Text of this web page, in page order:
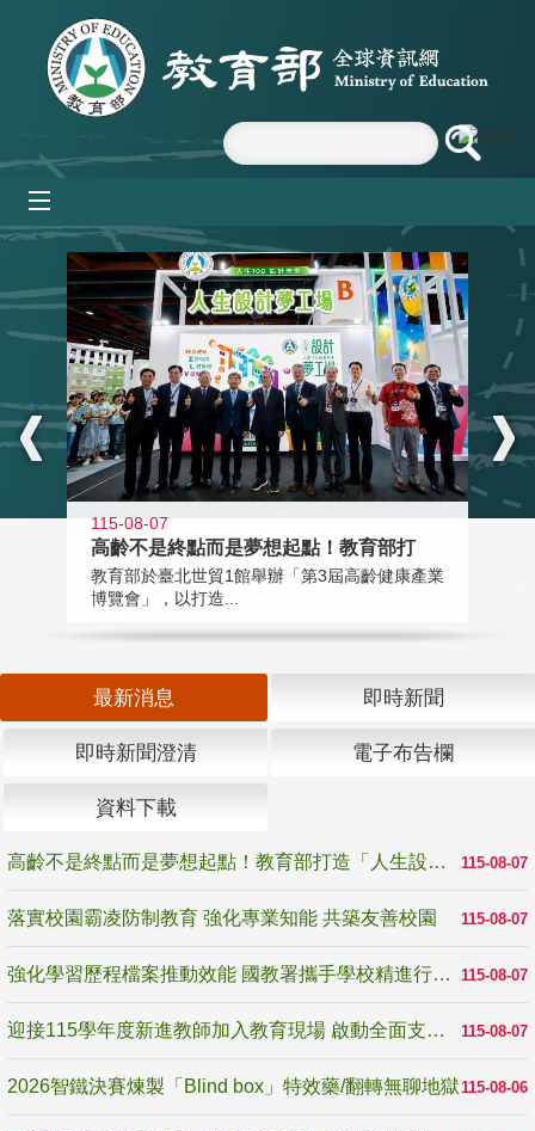
跳到主要內容區塊
:::
115-08-07
高齡不是終點而是夢想起點！教育部打
教育部於臺北世貿1館舉辦「第3屆高齡健康產業
博覽會」，以打造...
最新消息 即時新聞
即時新聞澄清 電子布告欄
資料下載
115-08-07
高齡不是終點而是夢想起點！教育部打造「人生設計夢工場」 參展第3屆高齡健康產業博覽會
115-08-07
落實校園霸凌防制教育 強化專業知能 共築友善校園
115-08-07
強化學習歷程檔案推動效能 國教署攜手學校精進行政與教學支持
115-08-07
迎接115學年度新進教師加入教育現場 啟動全面支持陪伴
115-08-06
2026智鐵決賽煉製「Blind box」特效藥/翻轉無聊地獄